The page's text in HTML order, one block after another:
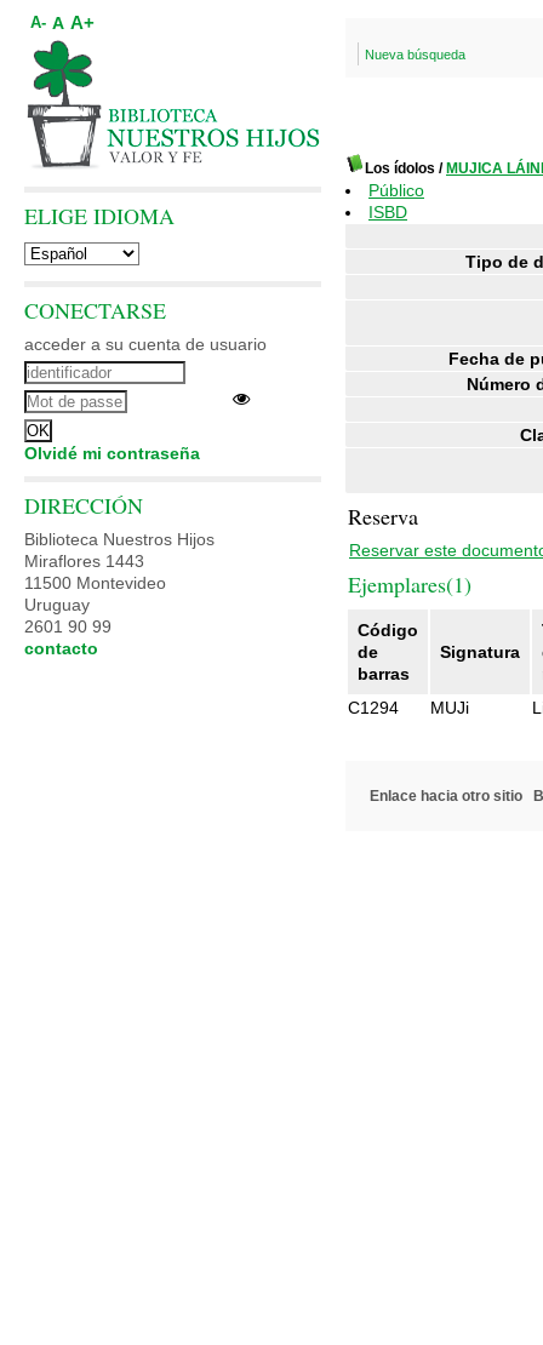
Nueva búsqueda
Los ídolos / MUJICA
Público
ISBD
Tipo de
Fecha de
Número
Reserva
Reservar este
Ejemplares(1)
Código
de
barras
Signatura
C1294
MUJi
Enlace hacia otro sitio
A- A A+
ELIGE IDIOMA
CONECTARSE
acceder a su cuenta de usuario
Olvidé mi contraseña
DIRECCIÓN
Biblioteca Nuestros Hijos
Miraflores 1443
11500 Montevideo
Uruguay
2601 90 99
contacto